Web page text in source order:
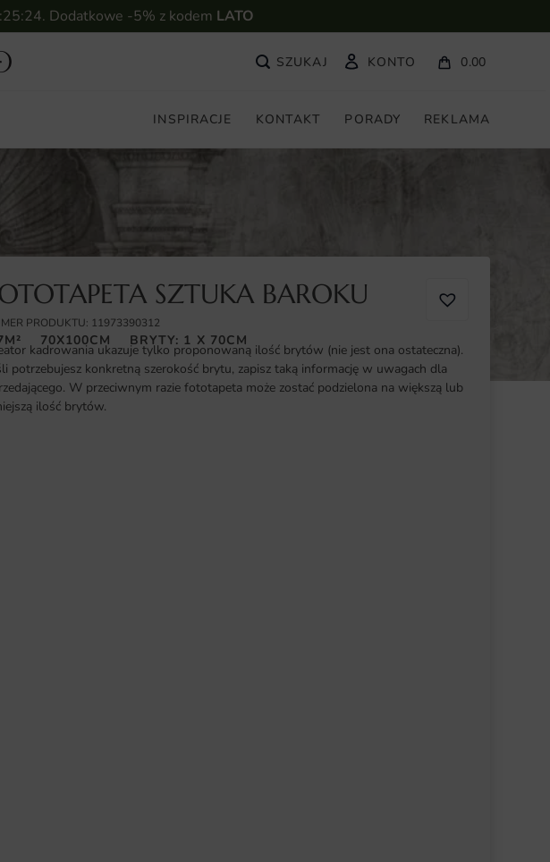
. Dodatkowe -5% z kodem LATO
KONTO 0.00
INSPIRACJE KONTAKT PORADY REKLAMA
SZTUKA BAROKU
PRODUKTU: 11973390312
70X100CM BRYTY: 1 X 70CM
kadrowania ukazuje tylko proponowaną ilość brytów (nie jest ona ostateczna).
potrzebujesz konkretną szerokość brytu, zapisz taką informację w uwagach dla
W przeciwnym razie fototapeta może zostać podzielona na większą lub
ilość brytów.